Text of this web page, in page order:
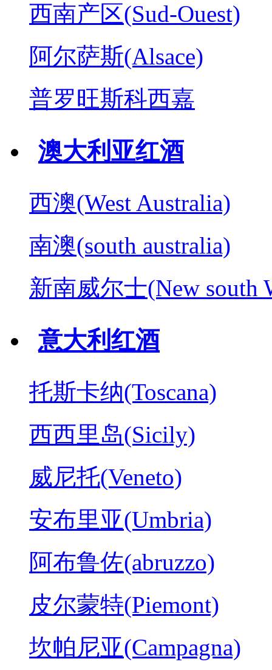
西南产区(Sud-Ouest)
阿尔萨斯(Alsace)
普罗旺斯科西嘉
澳大利亚红酒
西澳(West Australia)
南澳(south australia)
新南威尔士(New south
意大利红酒
托斯卡纳(Toscana)
西西里岛(Sicily)
威尼托(Veneto)
安布里亚(Umbria)
阿布鲁佐(abruzzo)
皮尔蒙特(Piemont)
坎帕尼亚(Campagna)